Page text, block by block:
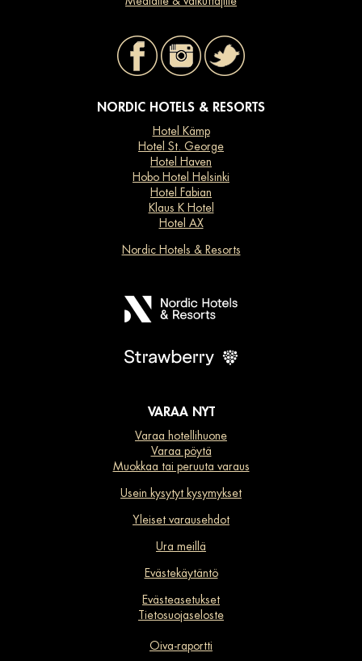
NORDIC HOTELS & RESORTS
Hotel Kämp
Hotel St. George
Hotel Haven
Hobo Hotel Helsinki
Hotel Fabian
Klaus K Hotel
Hotel AX
Nordic Hotels & Resorts
VARAA NYT
Varaa hotellihuone
Varaa pöytä
Muokkaa tai peruuta varaus
Usein kysytyt kysymykset
Yleiset varausehdot
Ura meillä
Evästekäytäntö
Evästeasetukset
Tietosuojaseloste
Oiva-raportti